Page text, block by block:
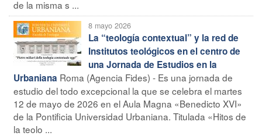
de la misma s ...
8 mayo 2026
La “teología contextual” y la red de
Institutos teológicos en el centro de
una Jornada de Estudios en la
Urbaniana Roma (Agencia Fides) - Es una jornada de
estudio del todo excepcional la que se celebra el martes
12 de mayo de 2026 en el Aula Magna «Benedicto XVI»
de la Pontificia Universidad Urbaniana. Titulada «Hitos de
la teolo ...